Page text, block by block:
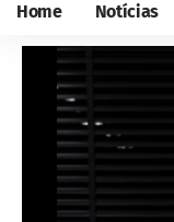
Home Notícias